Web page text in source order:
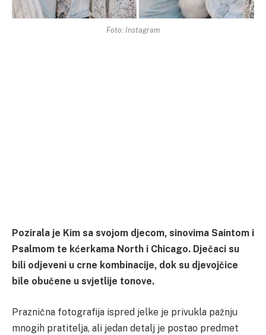
Foto: Instagram
Pozirala je Kim sa svojom djecom, sinovima Saintom i
Psalmom te kćerkama North i Chicago. Dječaci su
bili odjeveni u crne kombinacije, dok su djevojčice
bile obučene u svjetlije tonove.
Praznična fotografija ispred jelke je privukla pažnju
mnogih pratitelja, ali jedan detalj je postao predmet